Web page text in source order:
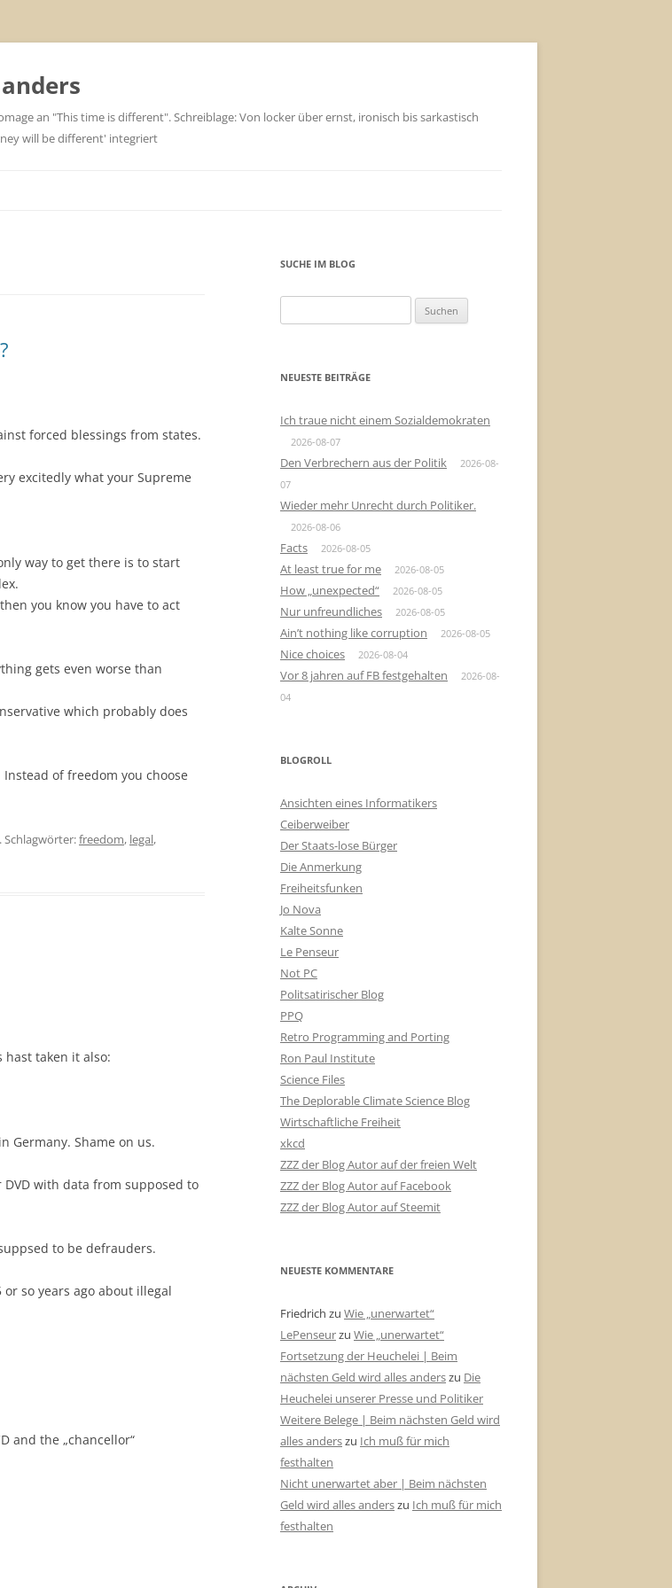
an "This time is different". Schreiblage: Von locker über ernst, ironisch bis sarkastisch
will be different' integriert
forced blessings from states.
excitedly what your Supreme
way to get there is to start
you know you have to act
gets even worse than
which probably does
of freedom you choose
freedom, legal,
taken it also:
Germany. Shame on us.
DVD with data from supposed to
to be defrauders.
so years ago about illegal
and the „chancellor“
SUCHE IM BLOG
nach:
NEUESTE BEITRÄGE
Ich traue nicht einem Sozialdemokraten
2026-08-07
Den Verbrechern aus der Politik
2026-08-
07
Wieder mehr Unrecht durch Politiker.
2026-08-06
Facts 2026-08-05
At least true for me 2026-08-05
How „unexpected“ 2026-08-05
Nur unfreundliches 2026-08-05
Ain’t nothing like corruption 2026-08-05
Nice choices 2026-08-04
Vor 8 jahren auf FB festgehalten
2026-08-
04
BLOGROLL
Ansichten eines Informatikers
Ceiberweiber
Der Staats-lose Bürger
Die Anmerkung
Freiheitsfunken
Jo Nova
Kalte Sonne
Le Penseur
Not PC
Politsatirischer Blog
PPQ
Retro Programming and Porting
Ron Paul Institute
Science Files
The Deplorable Climate Science Blog
Wirtschaftliche Freiheit
xkcd
ZZZ der Blog Autor auf der freien Welt
ZZZ der Blog Autor auf Facebook
ZZZ der Blog Autor auf Steemit
NEUESTE KOMMENTARE
Friedrich zu Wie „unerwartet“
LePenseurzu Wie „unerwartet“
Fortsetzung der Heuchelei | Beim
nächsten Geld wird alles anderszu Die
Heuchelei unserer Presse und Politiker
Weitere Belege | Beim nächsten Geld wird
alles anderszu Ich muß für mich
festhalten
Nicht unerwartet aber | Beim nächsten
Geld wird alles anderszu Ich muß für mich
festhalten